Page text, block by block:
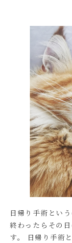
日帰り手術とい
終わったらその
す。 日帰り手術